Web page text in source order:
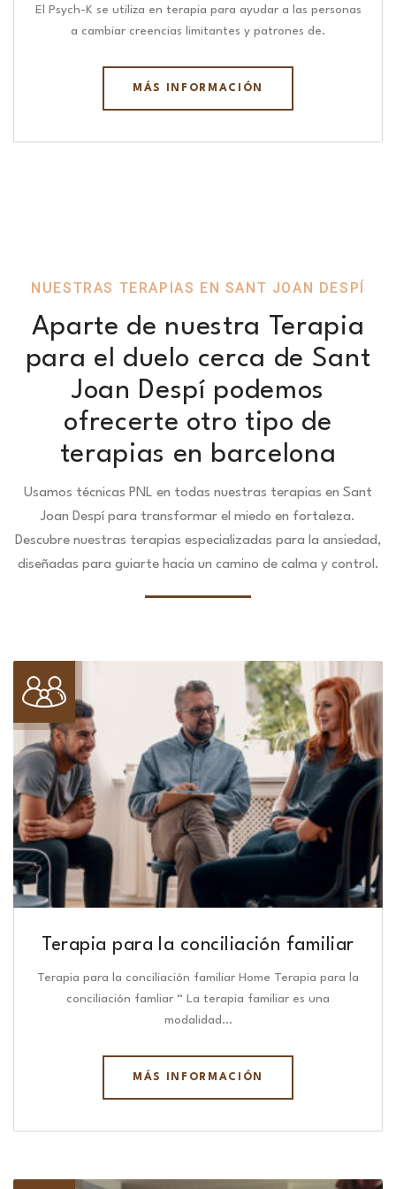
El Psych-K se utiliza en terapia para ayudar a las personas
a cambiar creencias limitantes y patrones de.
MÁS INFORMACIÓN
NUESTRAS TERAPIAS EN SANT JOAN DESPÍ
Aparte de nuestra Terapia
para el duelo cerca de Sant
Joan Despí podemos
ofrecerte otro tipo de
terapias en barcelona
Usamos técnicas PNL en todas nuestras terapias en Sant
Joan Despí para transformar el miedo en fortaleza.
Descubre nuestras terapias especializadas para la ansiedad,
diseñadas para guiarte hacia un camino de calma y control.
Terapia para la conciliación familiar
Terapia para la conciliación familiar Home Terapia para la
conciliación famliar “ La terapia familiar es una
modalidad…
MÁS INFORMACIÓN